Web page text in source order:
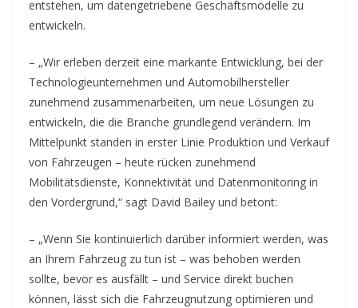
entstehen, um datengetriebene Geschäftsmodelle zu
entwickeln.
– „Wir erleben derzeit eine markante Entwicklung, bei der
Technologieunternehmen und Automobilhersteller
zunehmend zusammenarbeiten, um neue Lösungen zu
entwickeln, die die Branche grundlegend verändern. Im
Mittelpunkt standen in erster Linie Produktion und Verkauf
von Fahrzeugen – heute rücken zunehmend
Mobilitätsdienste, Konnektivität und Datenmonitoring in
den Vordergrund,“ sagt David Bailey und betont:
– „Wenn Sie kontinuierlich darüber informiert werden, was
an Ihrem Fahrzeug zu tun ist – was behoben werden
sollte, bevor es ausfällt – und Service direkt buchen
können, lässt sich die Fahrzeugnutzung optimieren und